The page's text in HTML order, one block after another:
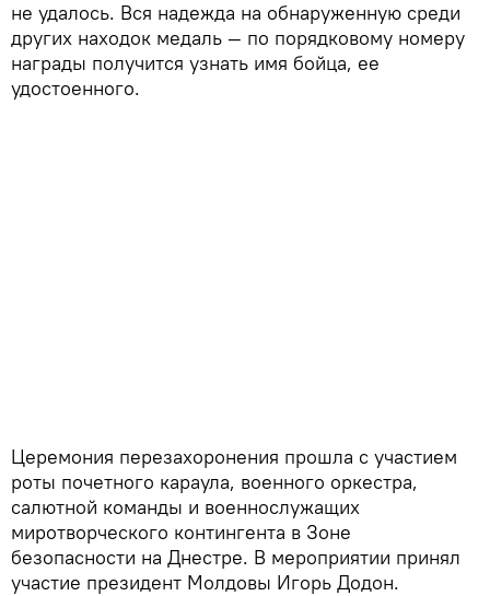
не удалось. Вся надежда на обнаруженную среди
других находок медаль — по порядковому номеру
награды получится узнать имя бойца, ее
удостоенного.
Церемония перезахоронения прошла с участием
роты почетного караула, военного оркестра,
салютной команды и военнослужащих
миротворческого контингента в Зоне
безопасности на Днестре. В мероприятии принял
участие президент Молдовы Игорь Додон.